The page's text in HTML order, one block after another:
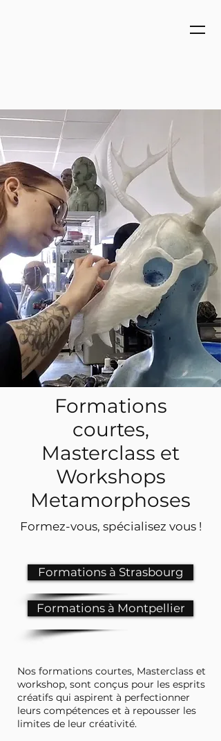
Formations
courtes,
Masterclass et
Workshops
Metamorphoses
Formez-vous, spécialisez vous !
Formations à Strasbourg
Formations à Montpellier
Nos formations courtes, Masterclass et
workshop, sont conçus pour les esprits
créatifs qui aspirent à perfectionner
leurs compétences et à repousser les
limites de leur créativité.